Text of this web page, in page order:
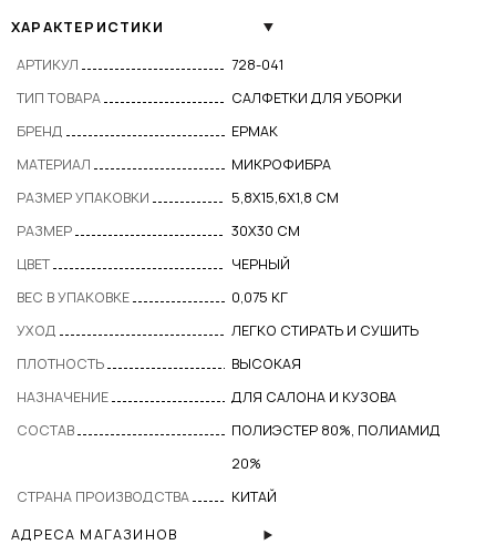
ХАРАКТЕРИСТИКИ
АРТИКУЛ
728-041
ТИП ТОВАРА
САЛФЕТКИ ДЛЯ УБОРКИ
БРЕНД
ЕРМАК
МАТЕРИАЛ
МИКРОФИБРА
РАЗМЕР УПАКОВКИ
5,8Х15,6Х1,8 СМ
РАЗМЕР
30Х30 СМ
ЦВЕТ
ЧЕРНЫЙ
ВЕС В УПАКОВКЕ
0,075 КГ
УХОД
ЛЕГКО СТИРАТЬ И СУШИТЬ
ПЛОТНОСТЬ
ВЫСОКАЯ
НАЗНАЧЕНИЕ
ДЛЯ САЛОНА И КУЗОВА
СОСТАВ
ПОЛИЭСТЕР 80%, ПОЛИАМИД
20%
СТРАНА ПРОИЗВОДСТВА
КИТАЙ
АДРЕСА МАГАЗИНОВ